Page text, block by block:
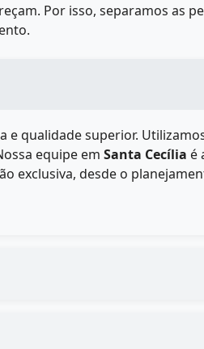
Por isso, separamos as
e qualidade superior.
equipe em Santa Cecília é
exclusiva, desde o